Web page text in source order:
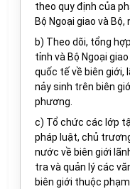
theo quy định của
Bộ Ngoại giao và Bộ,
b) Theo dõi, tổng
tỉnh và Bộ Ngoại
quốc tế về biên giới,
nảy sinh trên biên
phương.
c) Tổ chức các lớp
pháp luật, chủ
nước về biên giới
tra và quản lý các
biên giới thuộc